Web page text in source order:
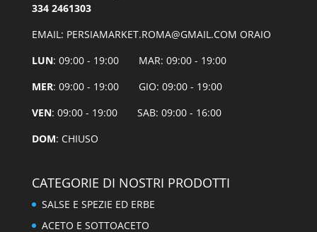
334 2461303
EMAIL: PERSIAMARKET.ROMA@GMAIL.COM ORAIO
LUN: 09:00 - 19:00 MAR: 09:00 - 19:00
MER: 09:00 - 19:00 GIO: 09:00 - 19:00
VEN: 09:00 - 19:00 SAB: 09:00 - 16:00
DOM: CHIUSO
CATEGORIE DI NOSTRI PRODOTTI
SALSE E SPEZIE ED ERBE
ACETO E SOTTOACETO